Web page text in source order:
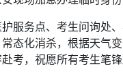
务点、考生问询处、
态化消杀，根据天气
考，祝愿所有考生笔